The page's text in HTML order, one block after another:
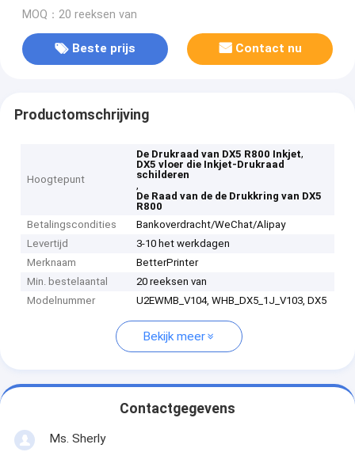
Printer
MOQ：20 reeksen van
Beste prijs Contact nu
Productomschrijving
Hoogtepunt
De Drukraad van DX5 R800 Inkjet,
DX5 vloer die Inkjet-Drukraad
schilderen
,
De Raad van de de Drukkring van DX5
R800
Betalingscondities
Bankoverdracht/WeChat/Alipay
Levertijd
3-10 het werkdagen
Merknaam
BetterPrinter
Min. bestelaantal
20 reeksen van
Modelnummer
U2EWMB_V104, WHB_DX5_1J_V103, DX5
Bekijk meer
Contactgegevens
Ms. Sherly